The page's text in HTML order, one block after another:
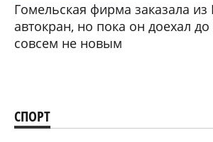
Гомельская фирма заказала
автокран, но пока он доехал до
совсем не новым
СПОРТ